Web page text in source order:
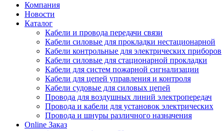
Компания
Новости
Каталог
Кабели и провода передачи связи
Кабели силовые для прокладки нестационарной
Кабели контрольные для электрических приборов
Кабели силовые для стационарной прокладки
Кабели для систем пожарной сигнализации
Кабели для цепей управления и контроля
Кабели судовые для силовых цепей
Провода для воздушных линий электропередач
Провода и кабели для установок электрических
Провода и шнуры различного назначения
Online Заказ